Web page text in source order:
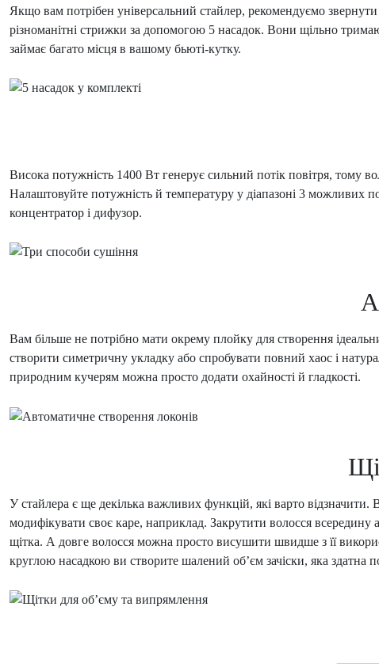
Якщо вам потрібен універсальний стайлер, рекомендуємо
різноманітні стрижки за допомогою 5 насадок. Вони щільно
займає багато місця в вашому бьюті-кутку.
Висока потужність 1400 Вт генерує сильний потік повітря, тому
Налаштовуйте потужність й температуру у діапазоні 3 можливих
концентратор і дифузор.
Вам більше не потрібно мати окрему плойку для створення
створити симетричну укладку або спробувати повний хаос і
природним кучерям можна просто додати охайності й гладкості.
У стайлера є ще декілька важливих функцій, які варто
модифікувати своє каре, наприклад. Закрутити волосся
щітка. А довге волосся можна просто висушити швидше з її
круглою насадкою ви створите шалений об’єм зачіски, яка здатна